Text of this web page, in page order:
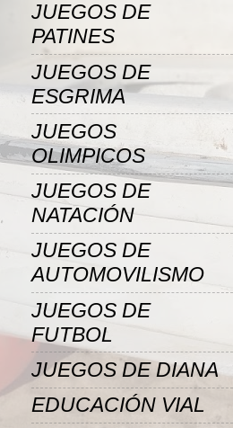
JUEGOS DE
PATINES
JUEGOS DE
ESGRIMA
JUEGOS
OLIMPICOS
JUEGOS DE
NATACIÓN
JUEGOS DE
AUTOMOVILISMO
JUEGOS DE
FUTBOL
JUEGOS DE DIANA
EDUCACIÓN VIAL